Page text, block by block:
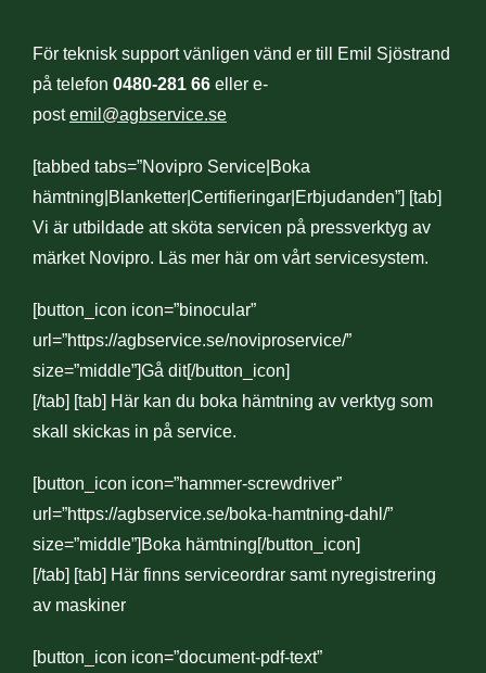
För teknisk support vänligen vänd er till Emil Sjöstrand
på telefon 0480-281 66 eller e-
postemil@agbservice.se
[tabbed tabs=”Novipro Service|Boka
hämtning|Blanketter|Certifieringar|Erbjudanden”] [tab]
Vi är utbildade att sköta servicen på pressverktyg av
märket Novipro. Läs mer här om vårt servicesystem.
[button_icon icon=”binocular”
url=”https://agbservice.se/noviproservice/”
size=”middle”]Gå dit[/button_icon]
[/tab] [tab] Här kan du boka hämtning av verktyg som
skall skickas in på service.
[button_icon icon=”hammer-screwdriver”
url=”https://agbservice.se/boka-hamtning-dahl/”
size=”middle”]Boka hämtning[/button_icon]
[/tab] [tab] Här finns serviceordrar samt nyregistrering
av maskiner
[button_icon icon=”document-pdf-text”